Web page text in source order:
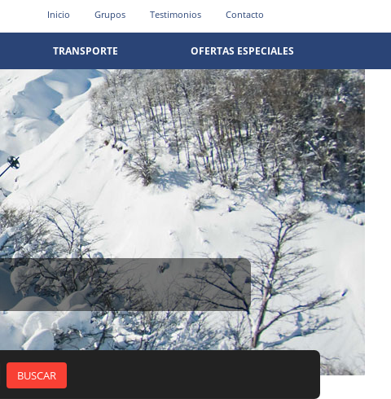
Inicio Grupos Testimonios Contacto
TRANSPORTE OFERTAS ESPECIALES